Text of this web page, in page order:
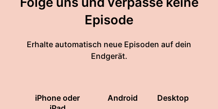
Episode
Erhalte automatisch neue Episoden auf dein
Endgerät.
iPhone oder
Android Desktop